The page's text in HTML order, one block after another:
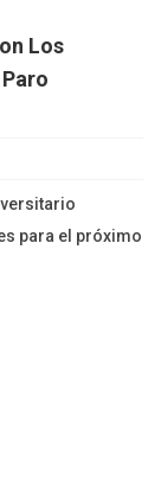
Los
para el próximo